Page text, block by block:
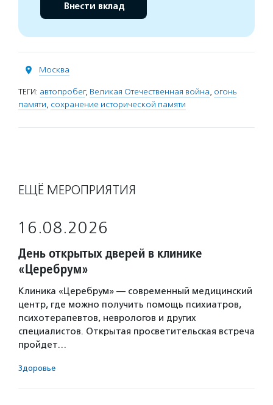
Внести вклад
Москва
ТЕГИ: автопробег, Великая Отечественная война, огонь
памяти, сохранение исторической памяти
ЕЩЁ МЕРОПРИЯТИЯ
16.08.2026
День открытых дверей в клинике
«Церебрум»
Клиника «Церебрум» — современный медицинский
центр, где можно получить помощь психиатров,
психотерапевтов, неврологов и других
специалистов. Открытая просветительская встреча
пройдет…
Здоровье